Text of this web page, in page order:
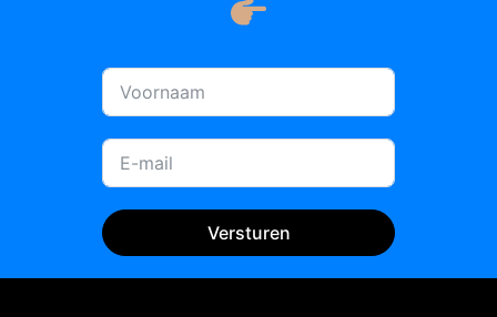
Versturen